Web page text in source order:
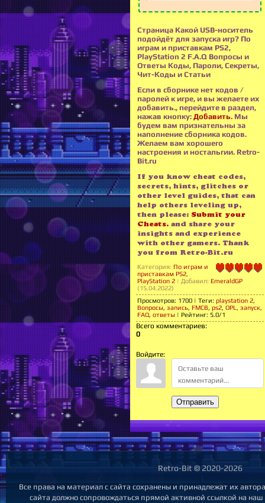
Страница Какой USB-носитель
подойдёт для запуска игр? По
играм и приставкам PS2,
PlayStation 2 F.A.Q Вопросы и
Ответы Коды, Пароли, Секреты,
Чит-Коды и Статьи
Если в сборнике нет кодов /
паролей к игре, и вы желаете их
добавить., перейдите в раздел,
нажав кнопку: Добавить. Мы
будем вам признательны за
наполнение сборника кодов.
Желаем вам хорошего
настроения и ностальгии. Retro-
Bit.ru
If you know cheat codes,
secrets, hints, glitches or
other level guides, that can
help others leveling up,
then please: Submit your
Cheats. and share your
insights and experience
with other gamers. Thank
you from Retro-Bit.ru
Категория: По играм и
приставкам PS2,
PlayStation 2 | Добавил: EmeraldGP
(15.04.2022)
Просмотров: 1700 | Теги: playstation 2,
Вопросы, запись, FMCB, ps2, OPL , запуск,
FAQ, ответы | Рейтинг: 5.0/1
Всего комментариев:
0
Войдите:
Отправить
Retro-Bit © 2020-2026
Все права на материал с сайта сохранены и принадлежат их
сайта должно сопровождаться прямой активной ссылкой на